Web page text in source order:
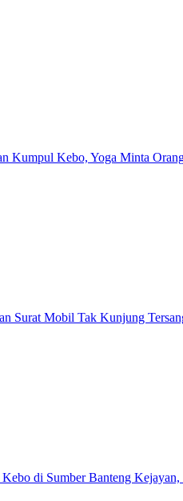
Kumpul Kebo, Yoga Minta
Surat Mobil Tak Kunjung
di Sumber Banteng